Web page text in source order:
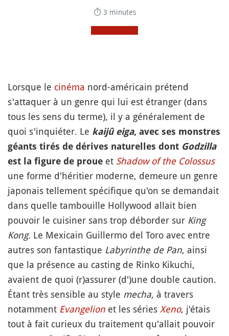
⏱ 3 minutes
Lorsque le cinéma nord-américain prétend
s'attaquer à un genre qui lui est étranger (dans
tous les sens du terme), il y a généralement de
quoi s'inquiéter. Le kaijû eiga, avec ses monstres
géants tirés de dérives naturelles dont Godzilla
est la figure de proue et Shadow of the Colossus
une forme d'héritier moderne, demeure un genre
japonais tellement spécifique qu'on se demandait
dans quelle tambouille Hollywood allait bien
pouvoir le cuisiner sans trop déborder sur King
Kong. Le Mexicain Guillermo del Toro avec entre
autres son fantastique Labyrinthe de Pan, ainsi
que la présence au casting de Rinko Kikuchi,
avaient de quoi (r)assurer (d')une double caution.
Étant très sensible au style mecha, à travers
notamment Evangelion et les séries Xeno, j'étais
tout à fait curieux du traitement qu'allait pouvoir